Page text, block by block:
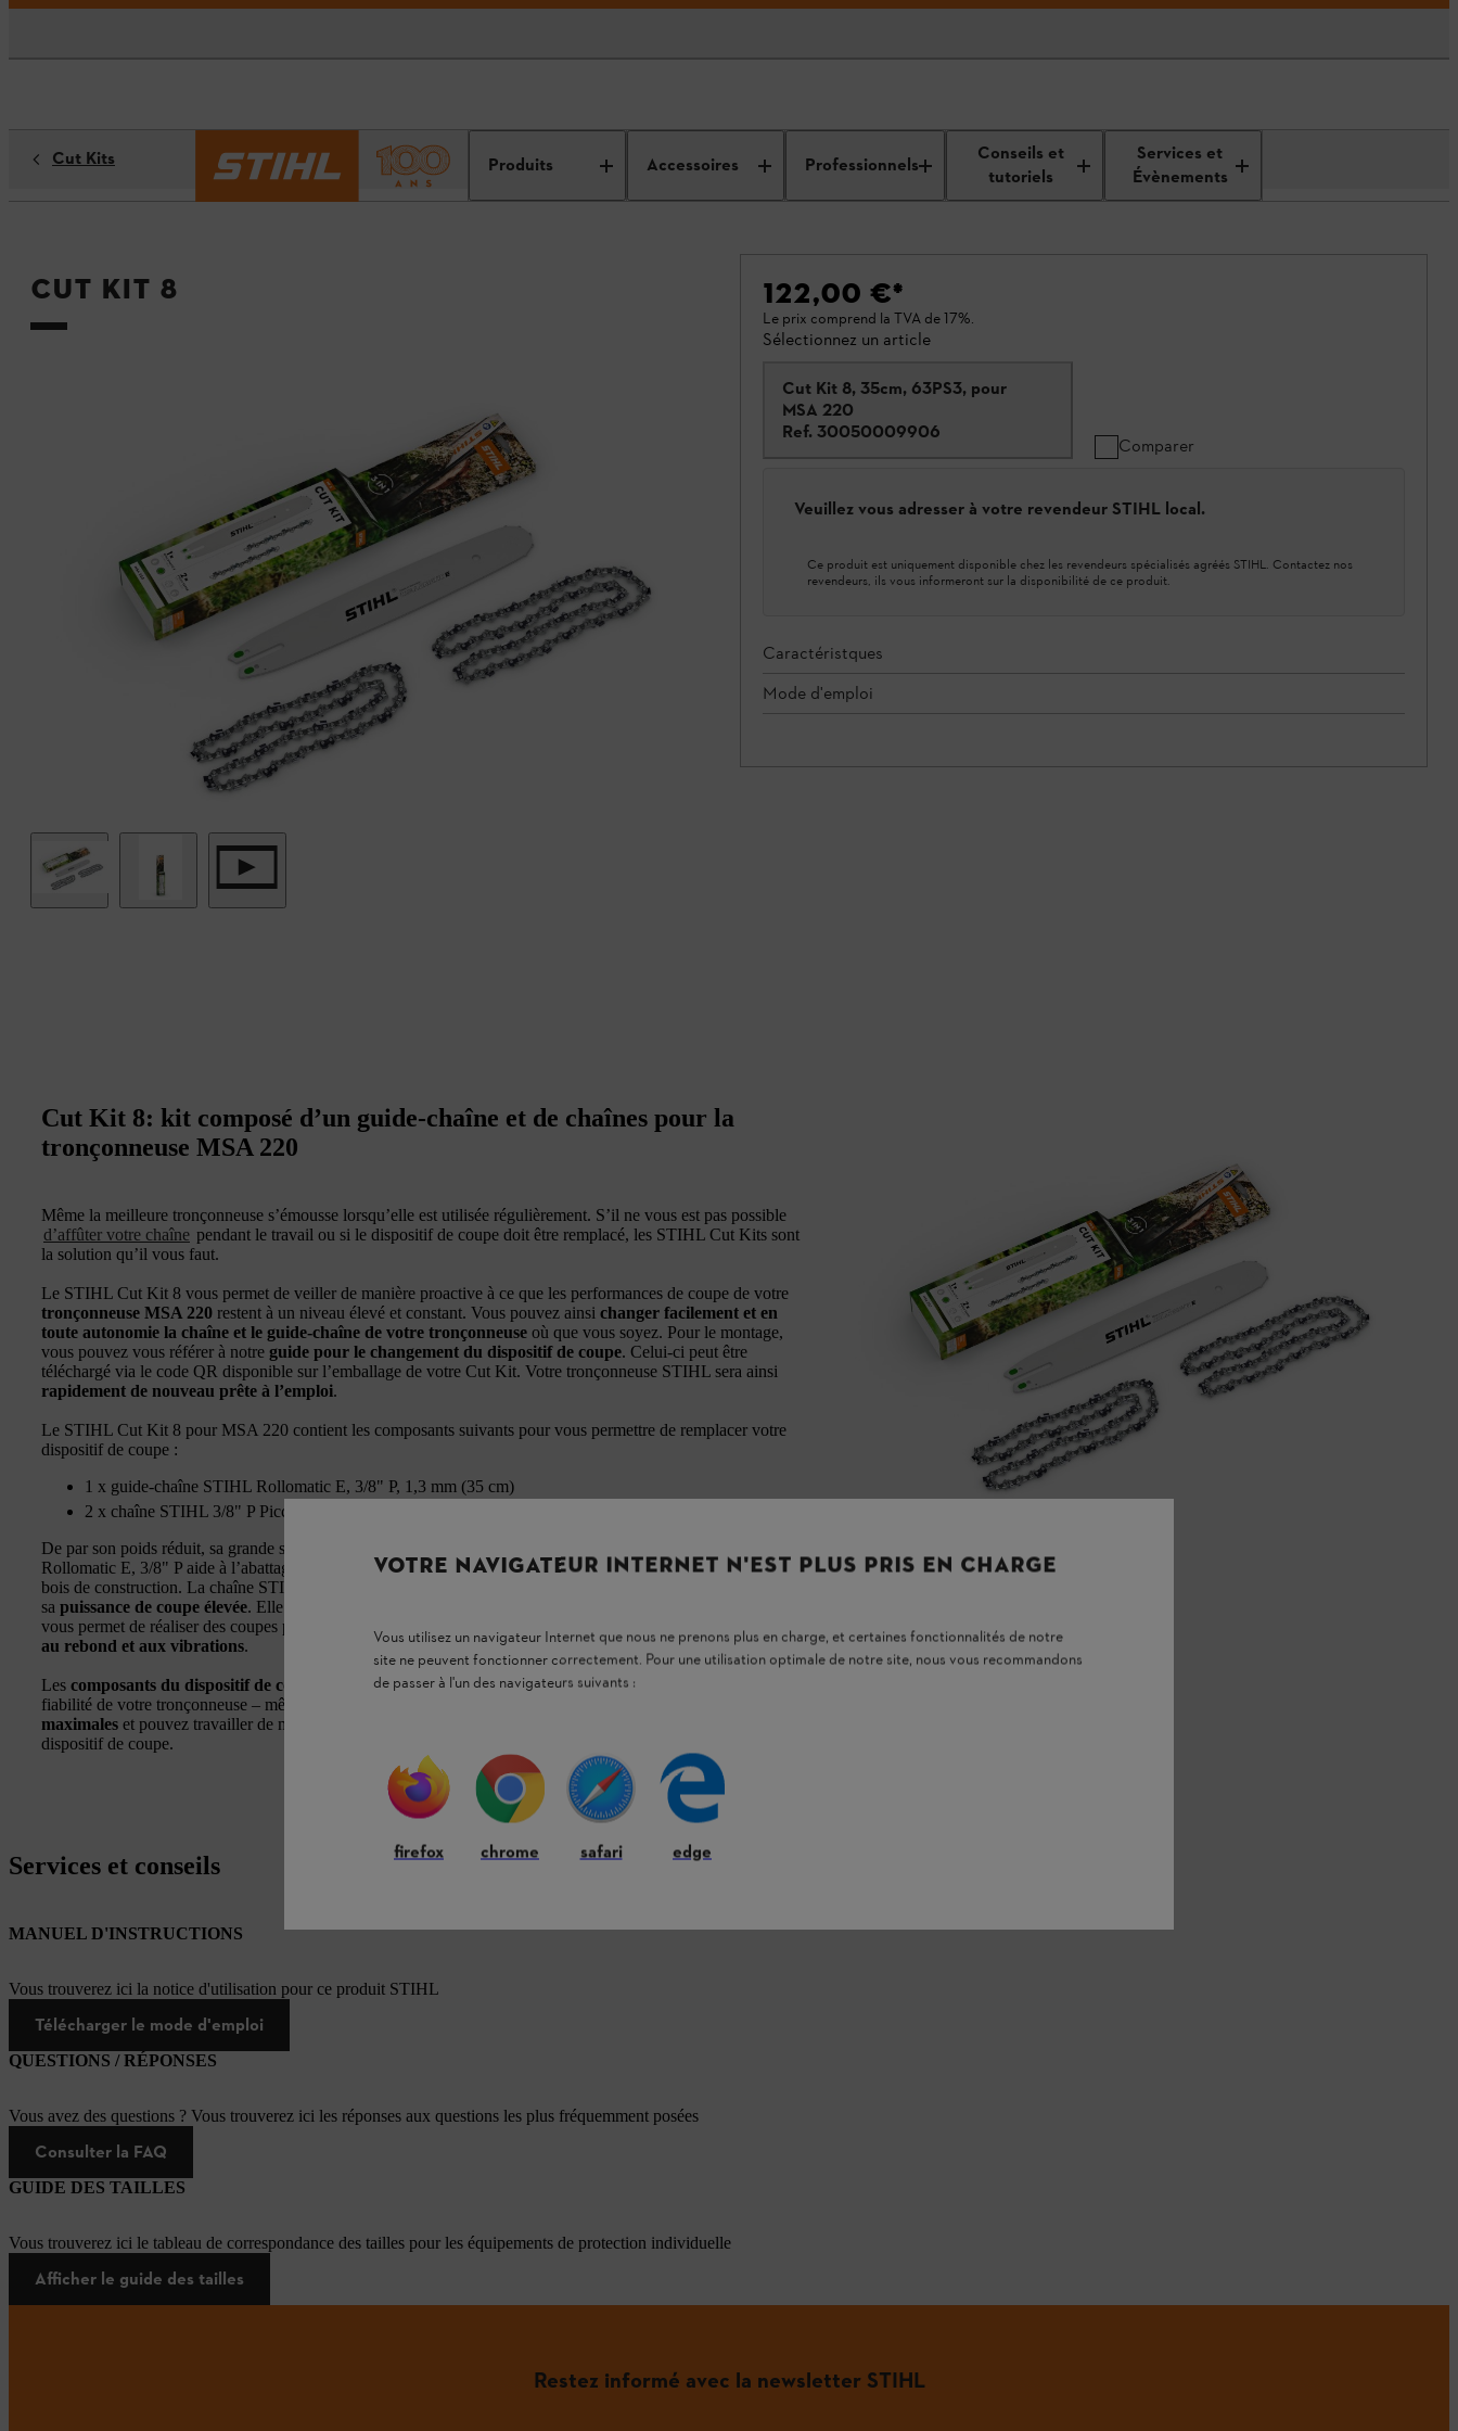
Produits Accessoires Professionnels
Conseils et
tutoriels
Services et
Évènements
Cut Kits
Cut Kit 8 122,00 €*
Le prix comprend la TVA de 17%.
Sélectionnez un article
Cut Kit 8, 35cm, 63PS3, pour
MSA 220
Ref. 30050009906
Comparer
Veuillez vous adresser à votre revendeur STIHL local.
Ce produit est uniquement disponible chez les revendeurs spécialisés agréés STIHL. Contactez nos
revendeurs, ils vous informeront sur la disponibilité de ce produit.
Caractéristques
Mode d'emploi
Cut Kit 8: kit composé d’un guide-chaîne et de chaînes pour la
tronçonneuse MSA 220
Même la meilleure tronçonneuse s’émousse lorsqu’elle est utilisée régulièrement. S’il ne vous est pas possible
d’affûter votre chaîne pendant le travail ou si le dispositif de coupe doit être remplacé, les STIHL Cut Kits sont
la solution qu’il vous faut.
Le STIHL Cut Kit 8 vous permet de veiller de manière proactive à ce que les performances de coupe de votre
tronçonneuse MSA 220 restent à un niveau élevé et constant. Vous pouvez ainsi changer facilement et en
toute autonomie la chaîne et le guide-chaîne de votre tronçonneuse où que vous soyez. Pour le montage,
vous pouvez vous référer à notre guide pour le changement du dispositif de coupe. Celui-ci peut être
téléchargé via le code QR disponible sur l’emballage de votre Cut Kit. Votre tronçonneuse STIHL sera ainsi
rapidement de nouveau prête à l’emploi.
Le STIHL Cut Kit 8 pour MSA 220 contient les composants suivants pour vous permettre de remplacer votre
dispositif de coupe :
1 x guide-chaîne STIHL Rollomatic E, 3/8" P, 1,3 mm (35 cm)
2 x chaîne STIHL 3/8" P Picco Super 3 (PS3), 1,3 mm
De par son poids réduit, sa grande stabilité et sa structure à faible rebond, le guide-chaîne standard STIHL
Rollomatic E, 3/8" P aide à l’abattage et à l’ébranchage des arbres ainsi qu’à la coupe de bois de chauffage ou de
bois de construction. La chaîne STIHL 3/8" P Picco Super 3 (PS3) est idéale pour l’entretien des arbres grâce à
sa puissance de coupe élevée. Elle offre un excellent comportement au rebond et fonctionne en douceur, ce qui
vous permet de réaliser des coupes précises avec votre STIHL MSA 220 tout en profitant d’une
faible tendance
au rebond et aux vibrations.
Les composants du dispositif de coupe sont parfaitement adaptés l’un à l’autreet renforcent dès lors la
fiabilité de votre tronçonneuse – même lors d’utilisations de longue durée. Vous profitez ainsi de
maximales et pouvez travailler de manière fiable et pratiquement sans interruption grâce au changement du
dispositif de coupe.
Services et conseils
MANUEL D'INSTRUCTIONS
Vous trouverez ici la notice d'utilisation pour ce produit STIHL
Télécharger le mode d'emploi
QUESTIONS / RÉPONSES
Vous avez des questions ? Vous trouverez ici les réponses aux questions les plus fréquemment posées
Consulter la FAQ
GUIDE DES TAILLES
Vous trouverez ici le tableau de correspondance des tailles pour les équipements de protection individuelle
Afficher le guide des tailles
Restez informé avec la newsletter STIHL
VOTRE NAVIGATEUR INTERNET N'EST PLUS PRIS EN CHARGE
Vous utilisez un navigateur Internet que nous ne prenons plus en charge, et certaines fonctionnalités de notre
site ne peuvent fonctionner correctement. Pour une utilisation optimale de notre site, nous vous recommandons
de passer à l'un des navigateurs suivants :
firefox chrome safari edge